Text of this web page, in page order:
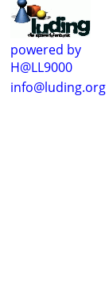
powered by
H@LL9000
info@luding.org